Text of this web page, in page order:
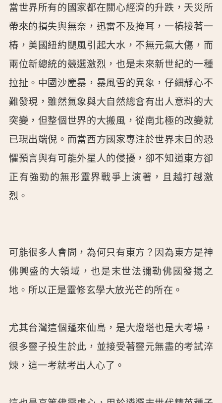
當世界所有的國家都在關心經濟的升跌，天災所
帶來的損失與無奈，迅雷不及掩耳，一樁接著一
樁，美國紐約颶風引起大水，不無元氣大傷，而
兩位新總統的競選激烈，也是未來新世紀的一種
拉扯。中國沙塵暴，暴風雪的異象，仔細靜心不
難發現，雖然氣象與大自然總會有出人意料的大
突變，但整個世界的大搬風，從南北極的改變就
已現出端倪。而當西方國家專注於世界末日的恐
懼預言與有可能外星人的侵擾，卻不知道東方卻
正有強勁的無形靈界戰爭上演著，且越打越激
烈。
可能很多人會問，為何只有東方？因為東方是神
佛興盛的大領域，也是末世法彌勒佛國發揚之
地。所以正是靈修玄學大放光芒的所在。
尤其台灣這個蓬來仙島，是大燈塔也是大考場，
很多靈子投生於此，並接受著靈元無盡的考試淬
煉，這一考就考出人心了。